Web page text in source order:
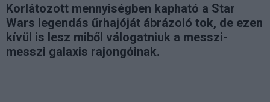
Korlátozott mennyiségben kapható a Star
Wars legendás űrhajóját ábrázoló tok, de ezen
kívül is lesz miből válogatniuk a messzi-
messzi galaxis rajongóinak.